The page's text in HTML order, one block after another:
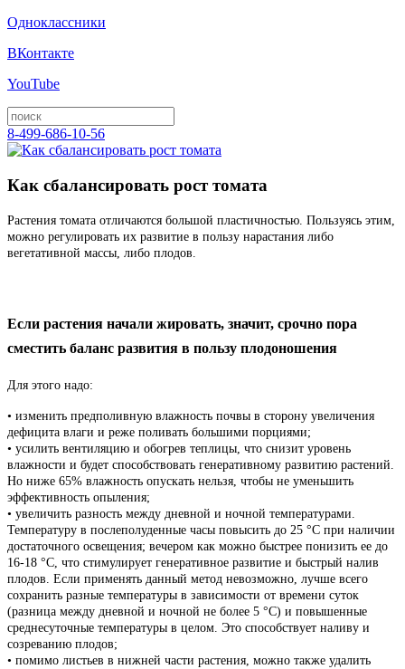
Одноклассники
ВКонтакте
YouTube
8-499-686-10-56
Как сбалансировать рост томата
Растения томата отличаются большой пластичностью. Пользуясь этим,
можно регулировать их развитие в пользу нарастания либо
вегетативной массы, либо плодов.
Если растения начали жировать, значит, срочно пора
сместить баланс развития в пользу плодоношения
Для этого надо:
• изменить предполивную влажность почвы в сторону увеличения
дефицита влаги и реже поливать большими порциями;
• усилить вентиляцию и обогрев теплицы, что снизит уровень
влажности и будет способствовать генеративному развитию растений.
Но ниже 65% влажность опускать нельзя, чтобы не уменьшить
эффективность опыления;
• увеличить разность между дневной и ночной температурами.
Температуру в послеполуденные часы повысить до 25 °С при наличии
достаточного освещения; вечером как можно быстрее понизить ее до
16-18 °С, что стимулирует генеративное развитие и быстрый налив
плодов. Если применять данный метод невозможно, лучше всего
сохранить разные температуры в зависимости от времени суток
(разница между дневной и ночной не более 5 °С) и повышенные
среднесуточные температуры в целом. Это способствует наливу и
созреванию плодов;
• помимо листьев в нижней части растения, можно также удалить